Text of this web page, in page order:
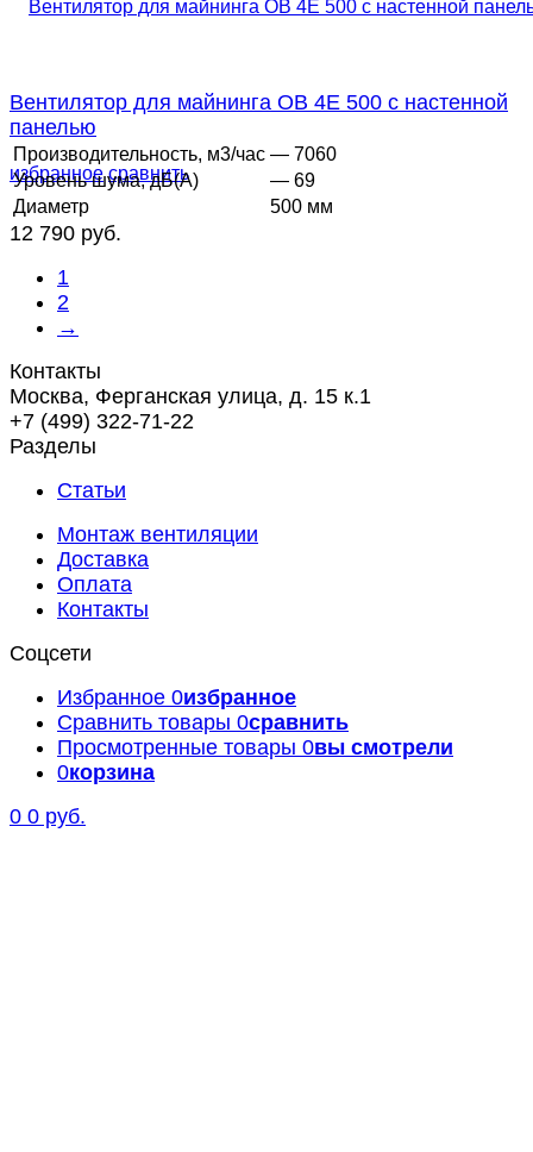
избранное сравнить
Вентилятор для майнинга ОВ 4Е 500 с настенной
панелью
Производительность, м3/час — 7060
Уровень шума, дБ(А)
— 69
Диаметр
500 мм
12 790 руб.
1
2
→
Контакты
Москва, Ферганская улица, д. 15 к.1
+7 (499) 322-71-22
Разделы
Статьи
Монтаж вентиляции
Доставка
Оплата
Контакты
Соцсети
Избранное 0избранное
Сравнить товары 0сравнить
Просмотренные товары 0вы смотрели
0корзина
0 0 руб.